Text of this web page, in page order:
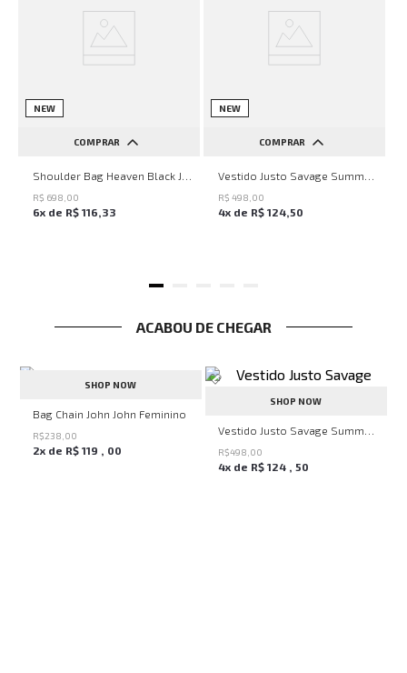
NEW
COMPRAR
UN
R$ 698 00
6x de R$ 116,33
NEW
COMPRAR
PP P M G
R$ 498 00
4x de R$ 124,50
ACABOU DE CHEGAR
SHOP NOW
Bag Chain John John Feminino
R$238 00
2x de R$ 119 , 00
SHOP NOW
R$498 00
4x de R$ 124 , 50